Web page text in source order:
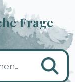
Frage